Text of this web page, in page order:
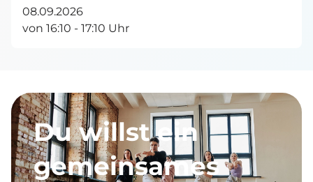
08.09.2026
von 16:10 - 17:10 Uhr
Du willst ein
gemeinsames